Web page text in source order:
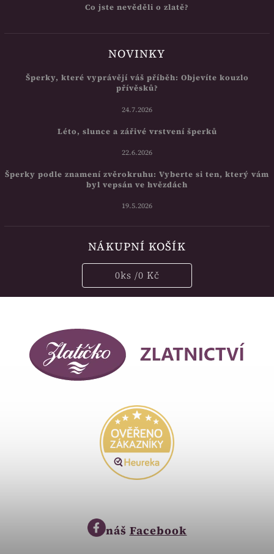
Co jste nevěděli o zlatě?
NOVINKY
Šperky, které vyprávějí váš příběh: Objevíte kouzlo
přívěsků?
24.7.2026
Léto, slunce a zářivé vrstvení šperků
22.6.2026
Šperky podle znamení zvěrokruhu: Vyberte si ten, který vám
byl vepsán ve hvězdách
19.5.2026
NÁKUPNÍ KOŠÍK
0ks /0 Kč
náš Facebook